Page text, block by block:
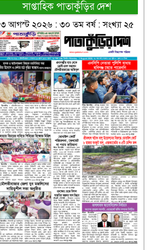
সাপ্তাহিক পাতাকুঁড়ির দেশ
৩ আগস্ট ২০২৬ : ৩০ তম বর্ষ : সংখ্যা ২৫